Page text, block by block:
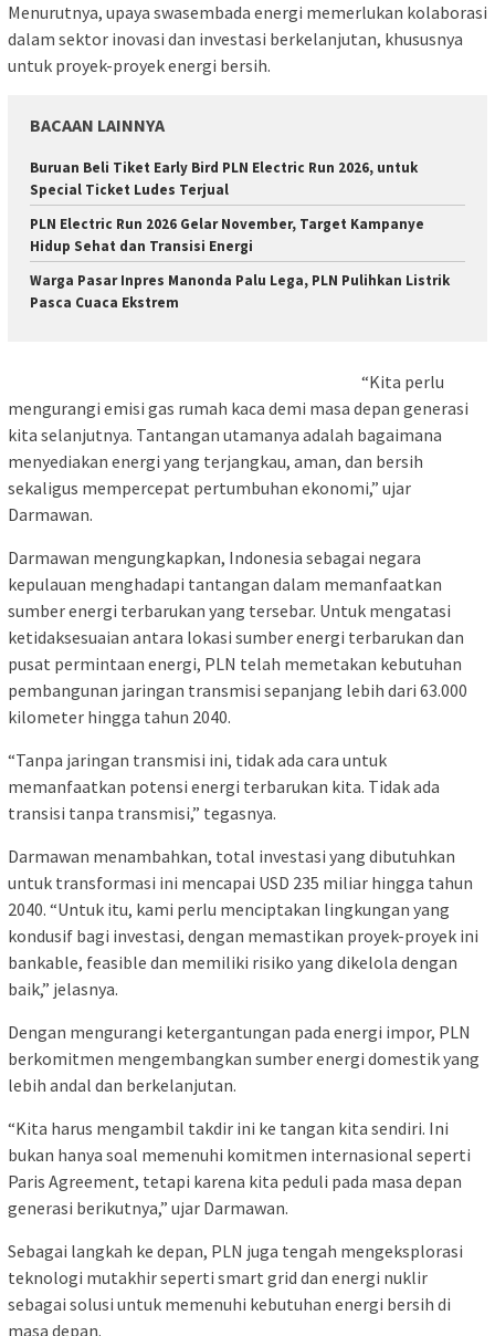
Menurutnya, upaya swasembada energi memerlukan kolaborasi
dalam sektor inovasi dan investasi berkelanjutan, khususnya
untuk proyek-proyek energi bersih.
BACAAN LAINNYA
Buruan Beli Tiket Early Bird PLN Electric Run 2026, untuk
Special Ticket Ludes Terjual
PLN Electric Run 2026 Gelar November, Target Kampanye
Hidup Sehat dan Transisi Energi
Warga Pasar Inpres Manonda Palu Lega, PLN Pulihkan Listrik
Pasca Cuaca Ekstrem
“Kita perlu
mengurangi emisi gas rumah kaca demi masa depan generasi
kita selanjutnya. Tantangan utamanya adalah bagaimana
menyediakan energi yang terjangkau, aman, dan bersih
sekaligus mempercepat pertumbuhan ekonomi,” ujar
Darmawan.
Darmawan mengungkapkan, Indonesia sebagai negara
kepulauan menghadapi tantangan dalam memanfaatkan
sumber energi terbarukan yang tersebar. Untuk mengatasi
ketidaksesuaian antara lokasi sumber energi terbarukan dan
pusat permintaan energi, PLN telah memetakan kebutuhan
pembangunan jaringan transmisi sepanjang lebih dari 63.000
kilometer hingga tahun 2040.
“Tanpa jaringan transmisi ini, tidak ada cara untuk
memanfaatkan potensi energi terbarukan kita. Tidak ada
transisi tanpa transmisi,” tegasnya.
Darmawan menambahkan, total investasi yang dibutuhkan
untuk transformasi ini mencapai USD 235 miliar hingga tahun
2040. “Untuk itu, kami perlu menciptakan lingkungan yang
kondusif bagi investasi, dengan memastikan proyek-proyek ini
bankable, feasible dan memiliki risiko yang dikelola dengan
baik,” jelasnya.
Dengan mengurangi ketergantungan pada energi impor, PLN
berkomitmen mengembangkan sumber energi domestik yang
lebih andal dan berkelanjutan.
“Kita harus mengambil takdir ini ke tangan kita sendiri. Ini
bukan hanya soal memenuhi komitmen internasional seperti
Paris Agreement, tetapi karena kita peduli pada masa depan
generasi berikutnya,” ujar Darmawan.
Sebagai langkah ke depan, PLN juga tengah mengeksplorasi
teknologi mutakhir seperti smart grid dan energi nuklir
sebagai solusi untuk memenuhi kebutuhan energi bersih di
masa depan.